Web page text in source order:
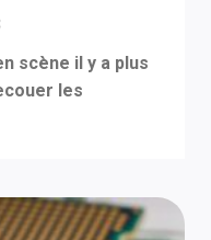
scène il y a plus
les